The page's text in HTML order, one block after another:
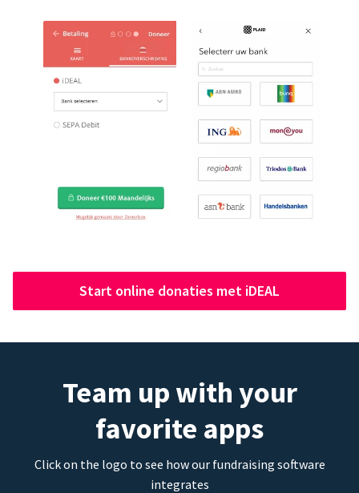
Start online donaties met iDEAL
Team up with your
favorite apps
Click on the logo to see how our fundraising software
integrates